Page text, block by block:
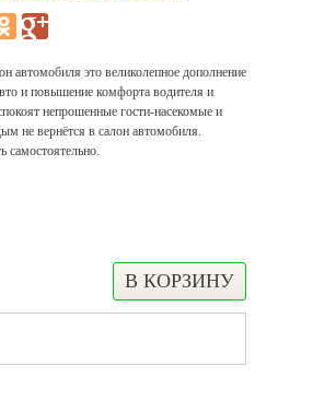
автомобиля это великолепное дополнение
и повышение комфорта водителя и
непрошенные гости-насекомые и
не вернётся в салон автомобиля.
самостоятельно.